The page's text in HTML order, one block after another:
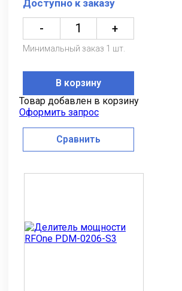
Доступно к заказу
- +
Минимальный заказ 1 шт.
В корзину
Товар добавлен в корзину
Оформить запрос
Сравнить